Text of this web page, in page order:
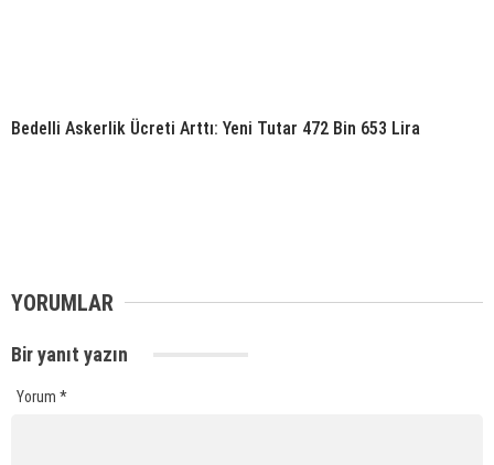
Bedelli Askerlik Ücreti Arttı: Yeni Tutar 472 Bin 653 Lira
YORUMLAR
Bir yanıt yazın
Yorum *